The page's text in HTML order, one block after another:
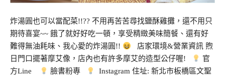
炸湯圓也可以當配菜!!?? 不用再苦苦尋找鹽酥雞攤，還不用只
期待喜宴~~ 餓了就好好吃一頓，享受精緻美味簡餐、還有好
難得無油耗味、我心愛的炸湯圓!!
店家環境&營業資訊 煦
日門口擺著摩艾像，店內也有許多摩艾的造型公仔喔!
官
方Line
臉書粉專
Instagram 住址: 新北市板橋區文聖